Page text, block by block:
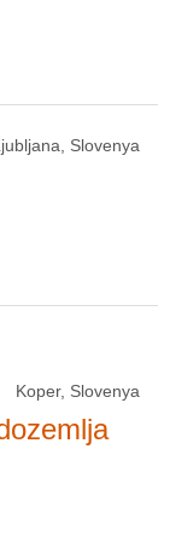
Slovenya
Koper, Slovenya